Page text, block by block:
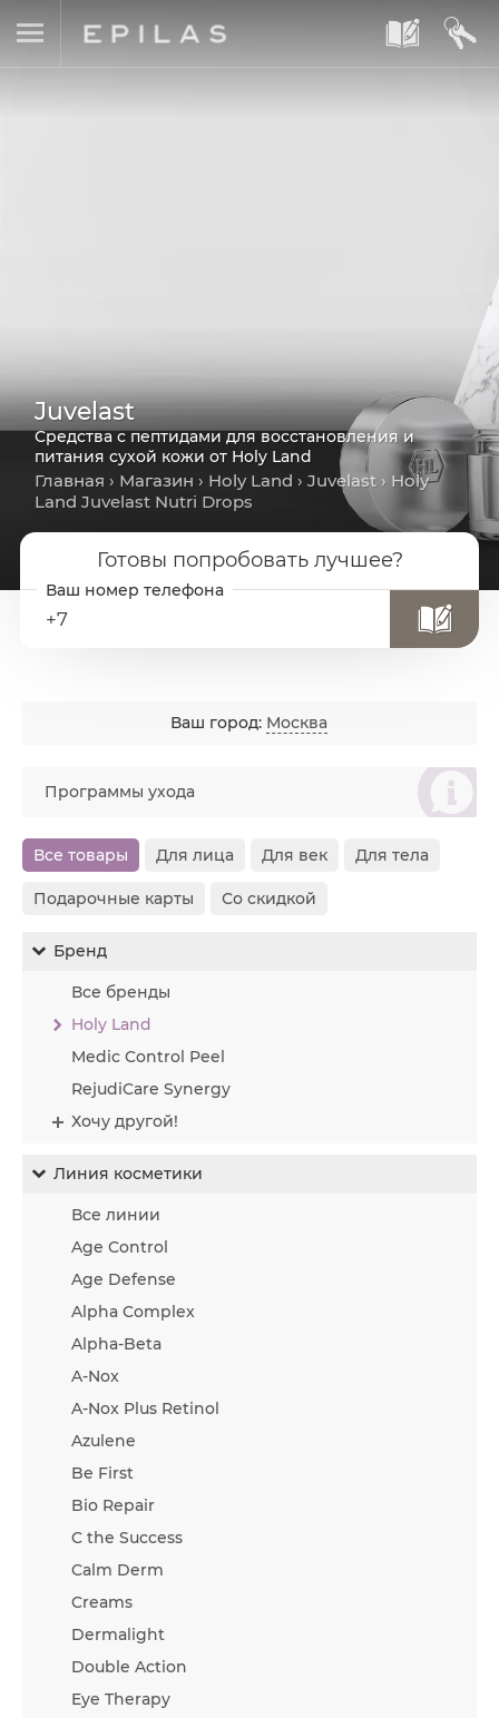
A B
Juvelast
Средства с пептидами для восстановления и
питания сухой кожи от Holy Land
Главная › Магазин › Holy Land ›Juvelast › Holy
Land Juvelast Nutri Drops
Готовы попробовать лучшее?
+7
Ваш город: Москва
စ
Программы ухода
Все товары Для лица Для век Для тела
Подарочные карты Со скидкой
Бренд
Все бренды
Holy Land
Medic Control Peel
RejudiCare Synergy
Хочу другой!
Линия косметики
Все линии
Age Control
Age Defense
Alpha Complex
Alpha-Beta
A-Nox
A-Nox Plus Retinol
Azulene
Be First
Bio Repair
C the Success
Calm Derm
Creams
Dermalight
Double Action
Eye Therapy